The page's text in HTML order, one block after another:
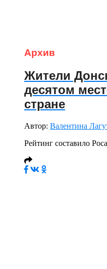
Архив
Жители
десятом
стране
Автор: Валентина
Рейтинг составило